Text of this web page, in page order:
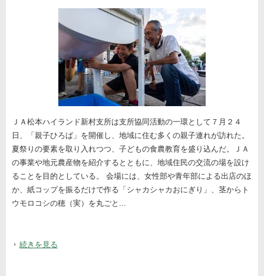
ＪＡ松本ハイランド新村支所は支所協同活動の一環として７月２４
日、「親子ひろば」を開催し、地域に住む多くの親子連れが訪れた。
夏祭りの要素を取り入れつつ、子どもの食農教育を盛り込んだ。ＪＡ
の事業や地元農産物を紹介するとともに、地域住民の交流の場を設け
ることを目的としている。 会場には、女性部や青年部による出店のほ
か、紙コップを振るだけで作る「シャカシャカおにぎり」、茎からト
ウモロコシの穂（実）を丸ごと...
続きを見る